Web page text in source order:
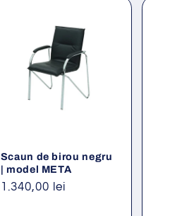
Scaun de birou negru
| model META
Preț
1.340,00 lei